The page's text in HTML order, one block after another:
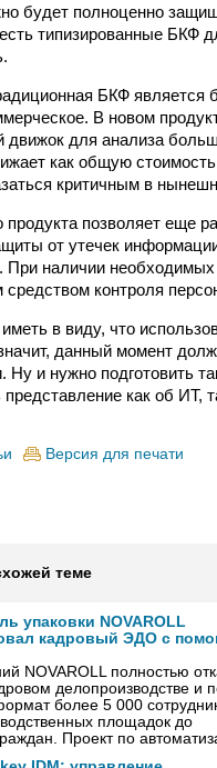
будет полноценно
типизированные БКФ
БКФ является
В новом
движок для анализа
как общую
критичным в
продукта позволяет еще
от утечек
При наличии
контроля
в виду, что
данный момент
Ну и нужно подготовить
как об ИТ,
Версия для печати
теме
упаковки NOVAROLL
кадровый ЭДО с
NOVAROLL полностью
делопроизводстве и
более 5 000
площадок до
Проект по